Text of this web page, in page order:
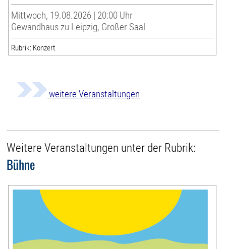
Mittwoch, 19.08.2026 | 20:00 Uhr
Gewandhaus zu Leipzig, Großer Saal
Rubrik: Konzert
weitere Veranstaltungen
Weitere Veranstaltungen unter der Rubrik:
Bühne